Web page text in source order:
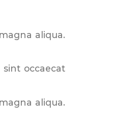
aliqua.
occaecat
aliqua.